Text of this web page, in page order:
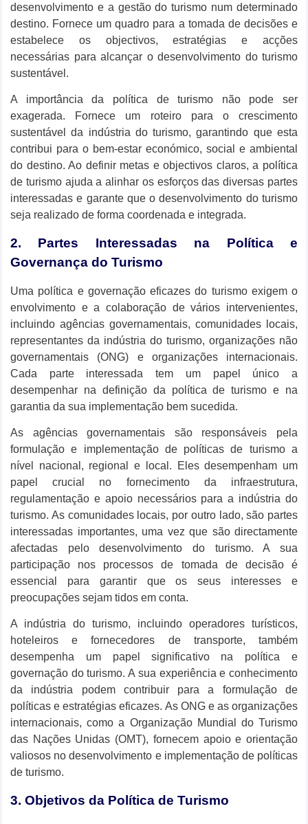
desenvolvimento e a gestão do turismo num determinado
destino. Fornece um quadro para a tomada de decisões e
estabelece os objectivos, estratégias e acções
necessárias para alcançar o desenvolvimento do turismo
sustentável.
A importância da política de turismo não pode ser
exagerada. Fornece um roteiro para o crescimento
sustentável da indústria do turismo, garantindo que esta
contribui para o bem-estar económico, social e ambiental
do destino. Ao definir metas e objectivos claros, a política
de turismo ajuda a alinhar os esforços das diversas partes
interessadas e garante que o desenvolvimento do turismo
seja realizado de forma coordenada e integrada.
2. Partes Interessadas na Política e
Governança do Turismo
Uma política e governação eficazes do turismo exigem o
envolvimento e a colaboração de vários intervenientes,
incluindo agências governamentais, comunidades locais,
representantes da indústria do turismo, organizações não
governamentais (ONG) e organizações internacionais.
Cada parte interessada tem um papel único a
desempenhar na definição da política de turismo e na
garantia da sua implementação bem sucedida.
As agências governamentais são responsáveis ​​pela
formulação e implementação de políticas de turismo a
nível nacional, regional e local. Eles desempenham um
papel crucial no fornecimento da infraestrutura,
regulamentação e apoio necessários para a indústria do
turismo. As comunidades locais, por outro lado, são partes
interessadas importantes, uma vez que são directamente
afectadas pelo desenvolvimento do turismo. A sua
participação nos processos de tomada de decisão é
essencial para garantir que os seus interesses e
preocupações sejam tidos em conta.
A indústria do turismo, incluindo operadores turísticos,
hoteleiros e fornecedores de transporte, também
desempenha um papel significativo na política e
governação do turismo. A sua experiência e conhecimento
da indústria podem contribuir para a formulação de
políticas e estratégias eficazes. As ONG e as organizações
internacionais, como a Organização Mundial do Turismo
das Nações Unidas (OMT), fornecem apoio e orientação
valiosos no desenvolvimento e implementação de políticas
de turismo.
3. Objetivos da Política de Turismo